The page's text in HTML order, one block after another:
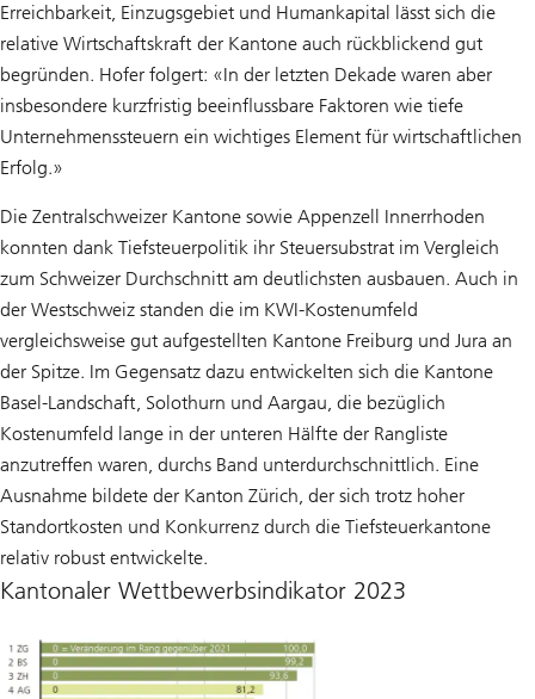
Erreichbarkeit, Einzugsgebiet und Humankapital lässt sich die
relative Wirtschaftskraft der Kantone auch rückblickend gut
begründen. Hofer folgert: «In der letzten Dekade waren aber
insbesondere kurzfristig beeinflussbare Faktoren wie tiefe
Unternehmenssteuern ein wichtiges Element für wirtschaftlichen
Erfolg.»
Die Zentralschweizer Kantone sowie Appenzell Innerrhoden
konnten dank Tiefsteuerpolitik ihr Steuersubstrat im Vergleich
zum Schweizer Durchschnitt am deutlichsten ausbauen. Auch in
der Westschweiz standen die im KWI-Kostenumfeld
vergleichsweise gut aufgestellten Kantone Freiburg und Jura an
der Spitze. Im Gegensatz dazu entwickelten sich die Kantone
Basel-Landschaft, Solothurn und Aargau, die bezüglich
Kostenumfeld lange in der unteren Hälfte der Rangliste
anzutreffen waren, durchs Band unterdurchschnittlich. Eine
Ausnahme bildete der Kanton Zürich, der sich trotz hoher
Standortkosten und Konkurrenz durch die Tiefsteuerkantone
relativ robust entwickelte.
Kantonaler Wettbewerbsindikator 2023